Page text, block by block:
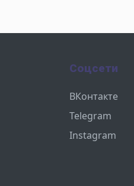
Соцсети
ВКонтакте
Telegram
Instagram